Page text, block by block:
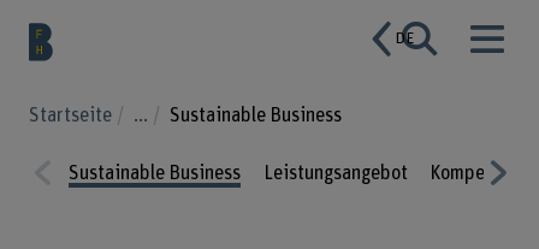
DE
Startseite ... Sustainable Business
Sustainable Business Leistungsangebot Kompetenzen